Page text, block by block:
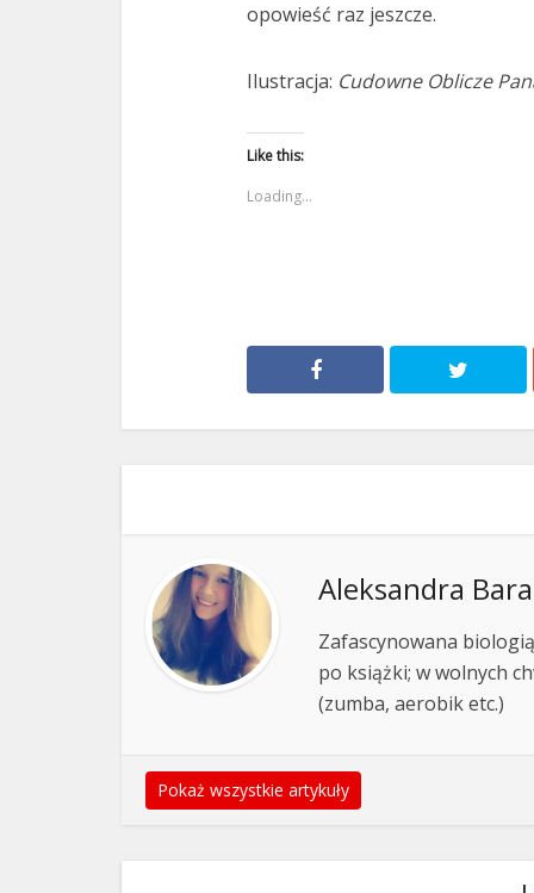
opowieść raz jeszcze.
Ilustracja: Cudowne Oblicze
Like this:
Loading...
Aleksandra
Zafascynowana
po książki; w wolnych
(zumba, aerobik etc.)
Pokaż wszystkie artykuły